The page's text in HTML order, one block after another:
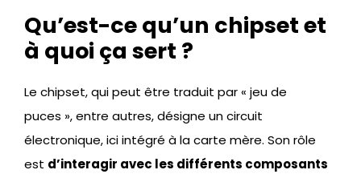
Qu’est-ce qu’un chipset et
à quoi ça sert ?
Le chipset, qui peut être traduit par « jeu de
puces », entre autres, désigne un circuit
électronique, ici intégré à la carte mère. Son rôle
est d’interagir avec les différents composants